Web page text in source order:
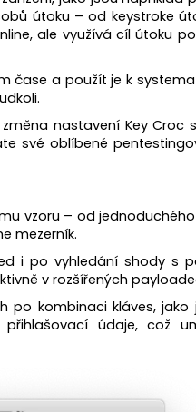
útoku – od keystroke
ale využívá cíl útoku
čase a použít je k
nastavení Key Croc
své oblíbené
vzoru – od
mezerník.
i po vyhledání shody s
v rozšířených
po kombinaci kláves, jako
přihlašovací údaje, což